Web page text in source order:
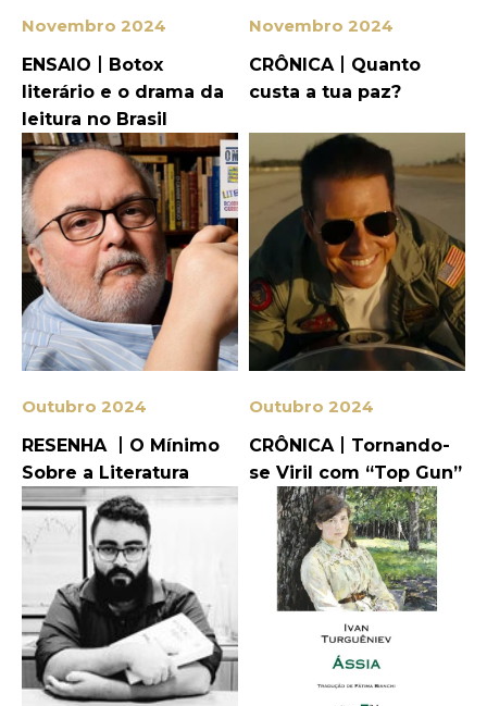
Novembro 2024
ENSAIO丨Botox
literário e o drama da
leitura no Brasil
Novembro 2024
CRÔNICA丨Quanto
custa a tua paz?
Outubro 2024
RESENHA 丨O Mínimo
Sobre a Literatura
Outubro 2024
CRÔNICA丨Tornando-
se Viril com “Top Gun”